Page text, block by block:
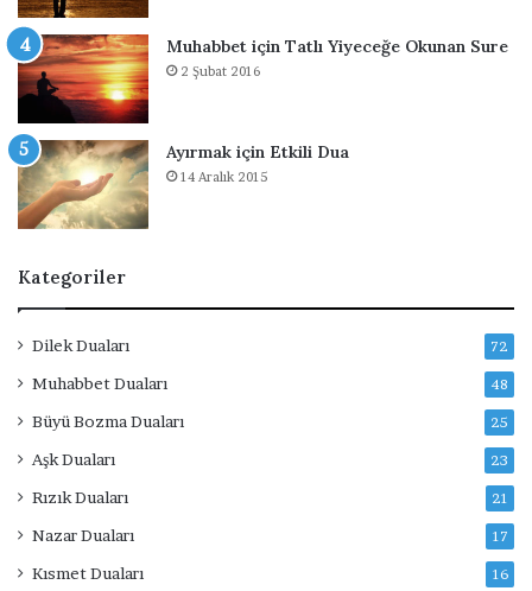
u
a
s
ı
Muhabbet için Tatlı Yiyeceğe Okunan Sure
2 Şubat 2016
Ayırmak için Etkili Dua
14 Aralık 2015
Kategoriler
Dilek Duaları 72
Muhabbet Duaları 48
Büyü Bozma Duaları 25
Aşk Duaları 23
Rızık Duaları 21
Nazar Duaları 17
Kısmet Duaları 16